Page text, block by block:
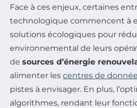
Face à ces enjeux, certaines
technologique commencent à
solutions écologiques pour
environnemental de leurs
de sources d’énergie
alimenter les centres de
pistes à envisager. En plus,
algorithmes, rendant leur